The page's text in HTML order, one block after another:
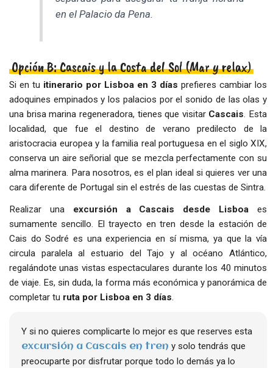
en el Palacio da Pena.
Opción B: Cascais y la Costa del Sol (Mar y relax)
Si en tu itinerario por Lisboa en 3 días prefieres cambiar los
adoquines empinados y los palacios por el sonido de las olas y
una brisa marina regeneradora, tienes que visitar Cascais. Esta
localidad, que fue el destino de verano predilecto de la
aristocracia europea y la familia real portuguesa en el siglo XIX,
conserva un aire señorial que se mezcla perfectamente con su
alma marinera. Para nosotros, es el plan ideal si quieres ver una
cara diferente de Portugal sin el estrés de las cuestas de Sintra.
Realizar una excursión a Cascais desde Lisboa es
sumamente sencillo. El trayecto en tren desde la estación de
Cais do Sodré es una experiencia en sí misma, ya que la vía
circula paralela al estuario del Tajo y al océano Atlántico,
regalándote unas vistas espectaculares durante los 40 minutos
de viaje. Es, sin duda, la forma más económica y panorámica de
completar tu ruta por Lisboa en 3 días.
Y si no quieres complicarte lo mejor es que reserves esta
excursión a Cascais en tren y solo tendrás que
preocuparte por disfrutar porque todo lo demás ya lo